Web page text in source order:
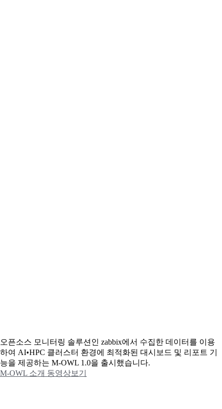
오픈소스 모니터링 솔루션인 zabbix에서 수집한 데이터를 이용
하여 AI•HPC 클러스터 환경에 최적화된 대시보드 및 리포트 기
능을 제공하는 M-OWL 1.0을 출시했습니다.
M-OWL 소개 동영상보기